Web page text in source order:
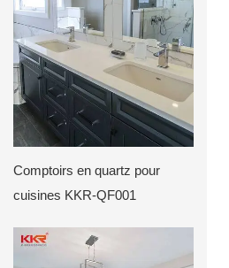
Comptoirs en quartz pour
cuisines KKR-QF001